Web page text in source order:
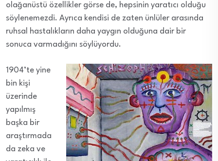
olağanüstü özellikler görse de, hepsinin yaratıcı olduğu
söylenemezdi. Ayrıca kendisi de zaten ünlüler arasında
ruhsal hastalıkların daha yaygın olduğuna dair bir
sonuca varmadığını söylüyordu.
1904’te yine
bin kişi
üzerinde
yapılmış
başka bir
araştırmada
da zeka ve